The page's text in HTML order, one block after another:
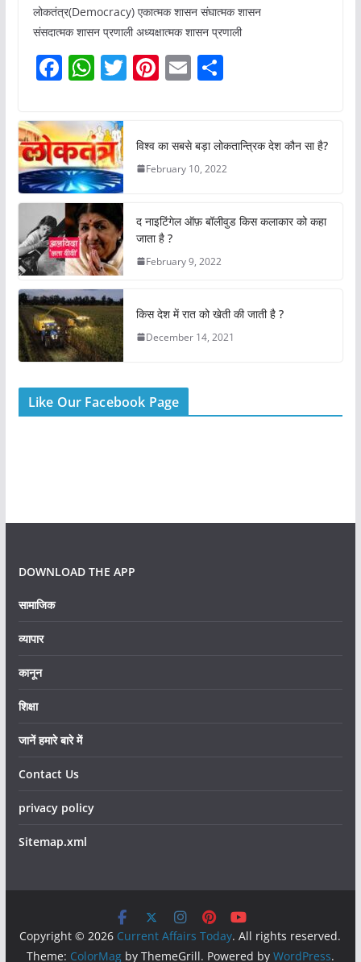
लोकतंत्र(Democracy) एकात्मक शासन संघात्मक शासन
संसदात्मक शासन प्रणाली अध्यक्षात्मक शासन प्रणाली
F
c
e
b
o
o
k
W
at
s
A
p
p
T
er
Pi
e
st
E
l
S
e
विश्व का सबसे बड़ा लोकतान्त्रिक देश कौन सा है?
February 10, 2022
द नाइटिंगेल ऑफ़ बॉलीवुड किस कलाकार को कहा
जाता है ?
February 9, 2022
किस देश में रात को खेती की जाती है ?
December 14, 2021
Like Our Facebook Page
DOWNLOAD THE APP
सामाजिक
व्यापार
कानून
शिक्षा
जानें हमारे बारे में
Contact Us
privacy policy
Sitemap.xml
Copyright © 2026 Current Affairs Today. All rights reserved.
Theme: ColorMagby ThemeGrill. Powered by WordPress.